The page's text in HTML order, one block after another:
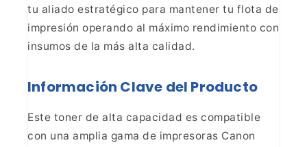
tu aliado estratégico para mantener tu flota de
impresión operando al máximo rendimiento con
insumos de la más alta calidad.
Información Clave del Producto
Este toner de alta capacidad es compatible
con una amplia gama de impresoras Canon